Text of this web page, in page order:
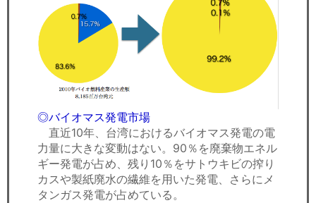
◎バイオマス発電市場
直近10年、台湾におけるバイオマス発電の電
力量に大きな変動はない。90％を廃棄物エネル
ギー発電が占め、残り10％をサトウキビの搾り
カスや製紙廃水の繊維を用いた発電、さらにメ
タンガス発電が占めている。